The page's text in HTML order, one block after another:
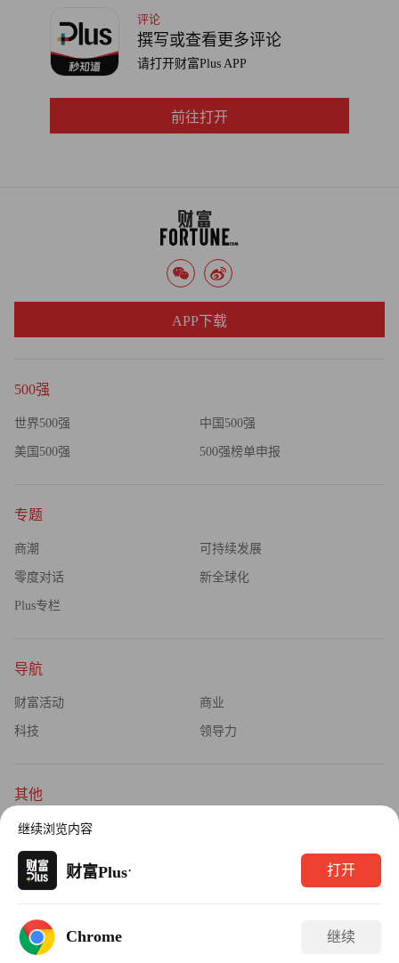
链整合寻找差异化优势。
同时值得关注的是，在经过市场监管总局两次约谈后，三大
平台近日罕见同步发声，承诺抵制恶性竞争、规范促销行
为，同时提出多项限制补贴行为的举措。这场外卖大战的终
评论
撰写或查看更多评论
请打开财富Plus APP
前往打开
500强
世界500强 中国500强
美国500强 500强榜单申报
专题
商潮 可持续发展
零度对话 新全球化
Plus专栏
导航
财富活动 商业
科技 领导力
其他
杂志订阅
隐私政策
APP下载
Copyright © 2026财富媒体知识产权有限公司
版权所有，未经书面许可，任何机构不得转载
继续浏览内容
财富Plus· 打开
Chrome 继续